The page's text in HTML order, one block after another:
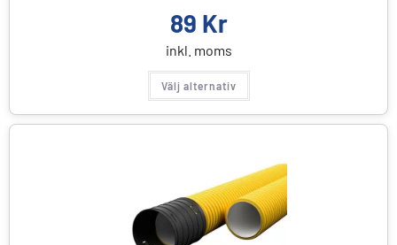
89 Kr
inkl. moms
Välj alternativ